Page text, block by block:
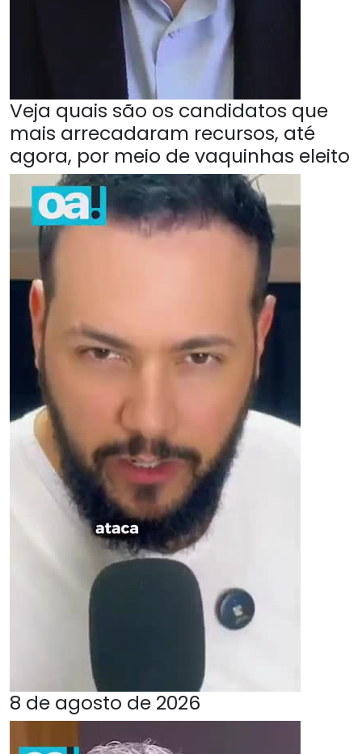
Veja quais são os candidatos que
mais arrecadaram recursos, até
agora, por meio de vaquinhas eleito
8 de agosto de 2026